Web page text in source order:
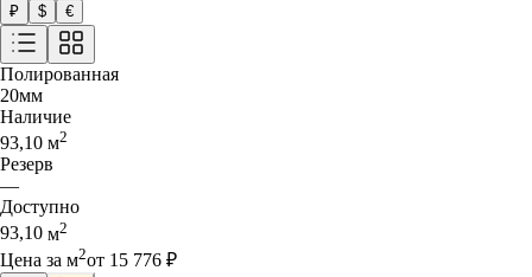
₽ $ €
Полированная
20мм
Наличие
93,10 м2
Резерв
—
Доступно
93,10 м2
Цена за м2от 15 776 ₽